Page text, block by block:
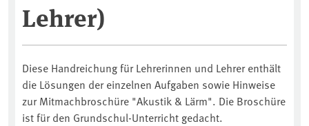
Lehrer)
Diese Handreichung für Lehrerinnen und Lehrer enthält
die Lösungen der einzelnen Aufgaben sowie Hinweise
zur Mitmachbroschüre "Akustik & Lärm". Die Broschüre
ist für den Grundschul-Unterricht gedacht.